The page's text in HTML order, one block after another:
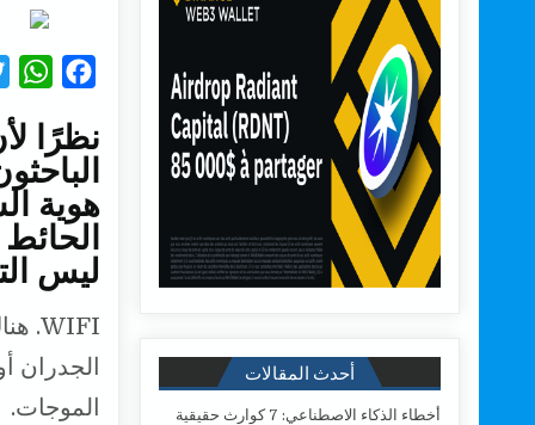
c
e
b
o
o
W
a
t
s
A
p
نظرًا
ليس
الموجات.
أحدث المقالات
أخطاء الذكاء الاصطناعي: 7 كوارث حقيقية